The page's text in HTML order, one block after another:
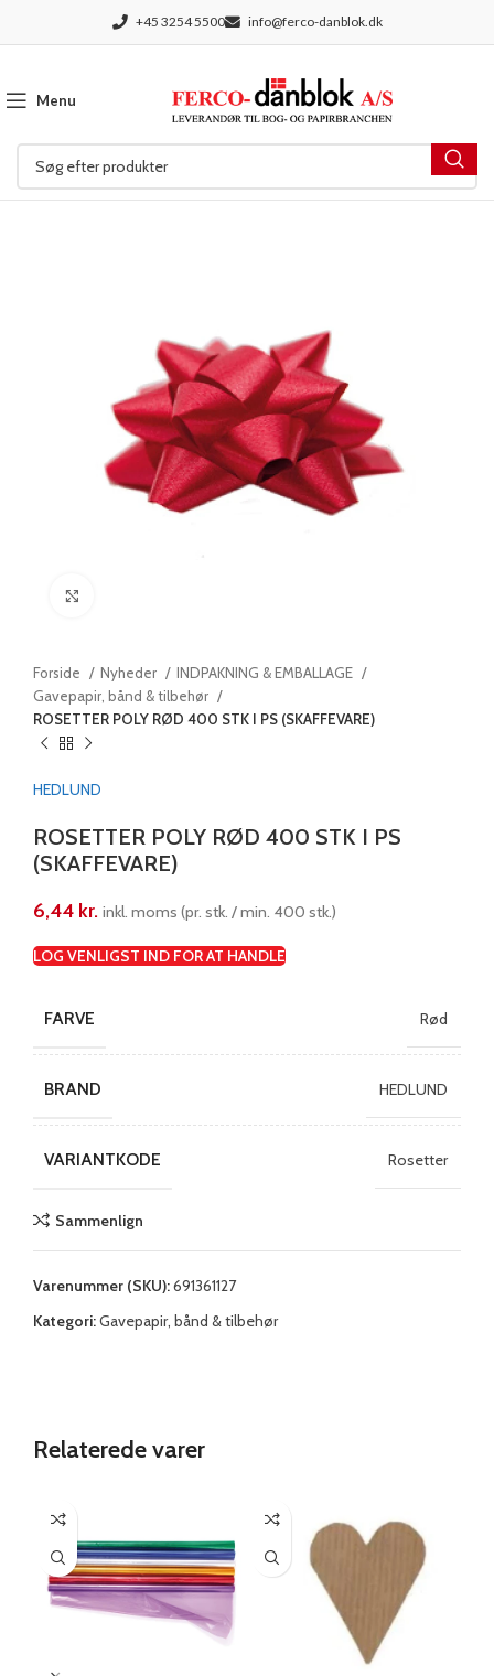
+45 3254 5500 info@ferco-danblok.dk
Menu
Forside Nyheder
INDPAKNING & EMBALLAGE
Gavepapir, bånd & tilbehør
ROSETTER POLY RØD 400 STK I PS (SKAFFEVARE)
HEDLUND
ROSETTER POLY RØD 400 STK I PS
(SKAFFEVARE)
6,44 kr. inkl. moms (pr. stk. / min. 400 stk.)
LOG VENLIGST IND FOR AT HANDLE
FARVE Rød
BRAND HEDLUND
VARIANTKODE Rosetter
Sammenlign
Varenummer (SKU):691361127
Kategori:Gavepapir, bånd & tilbehør
Relaterede varer